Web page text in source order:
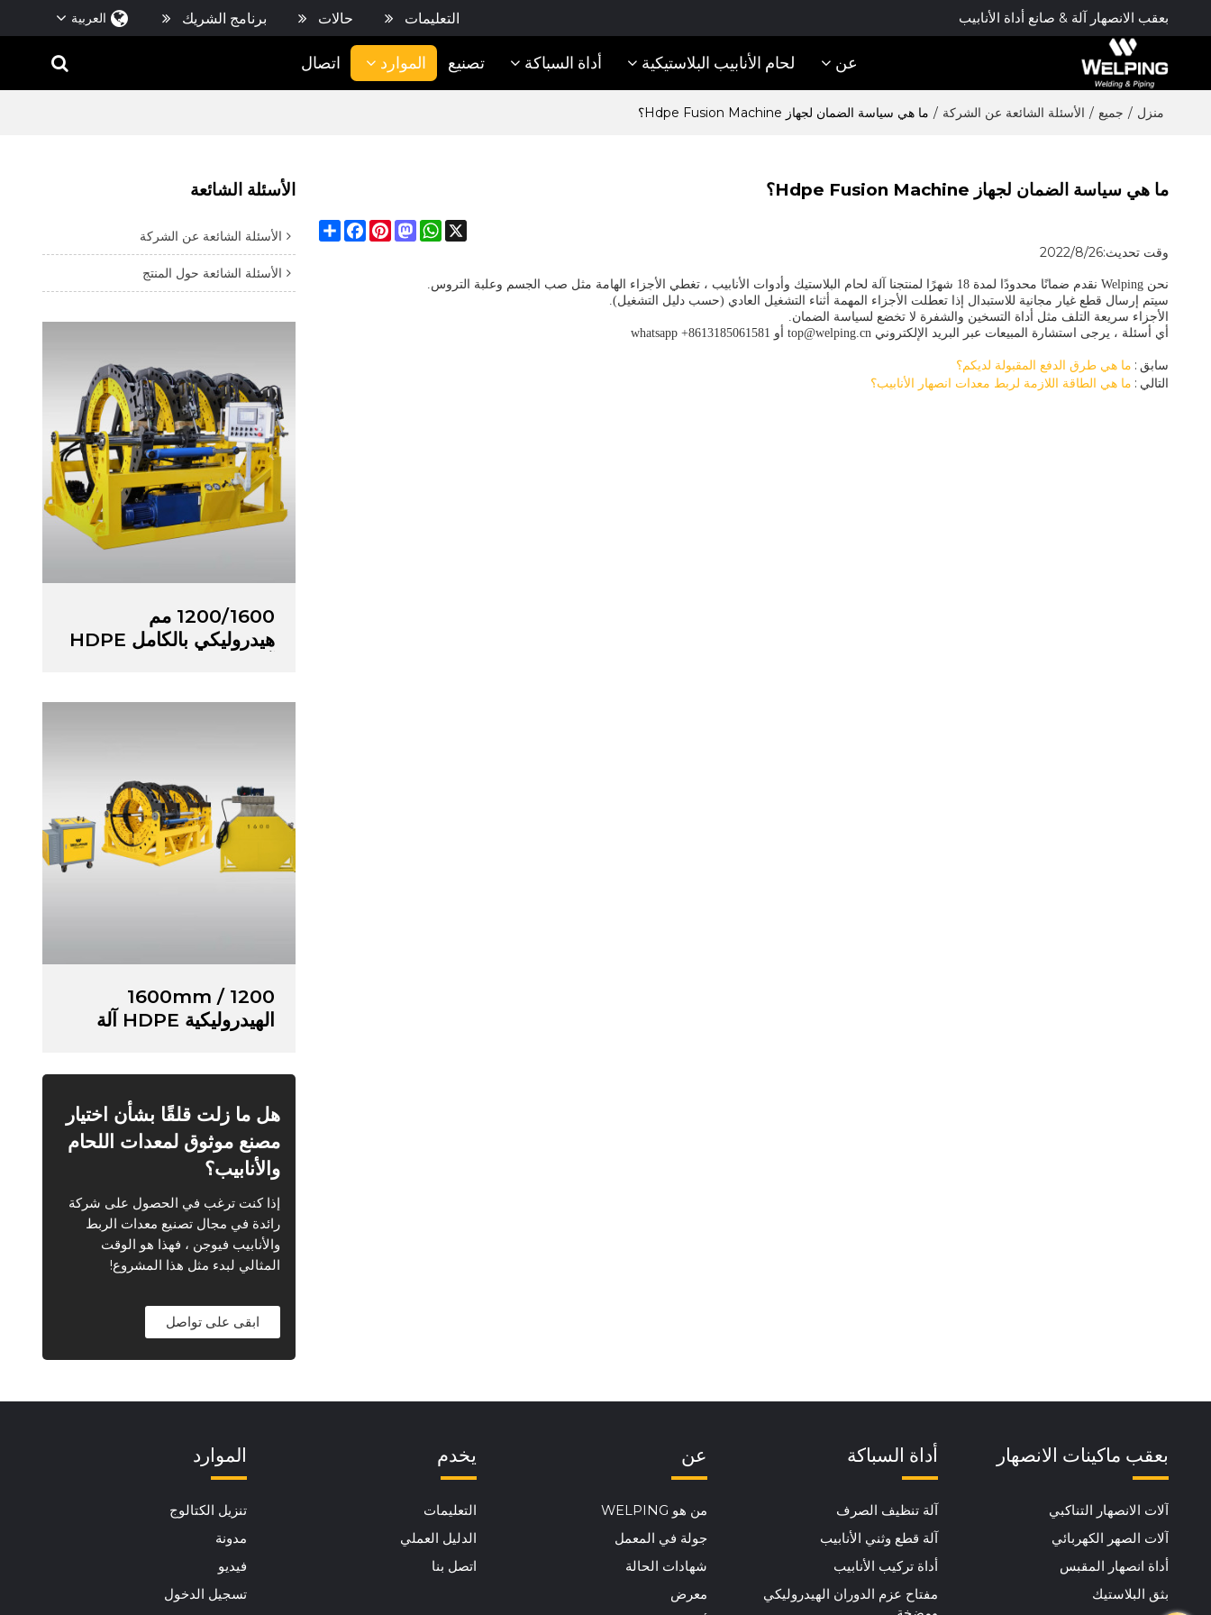
بعقب الانصهار آلة & صانع أداة الأنابيب التعليمات حالات برنامج الشريك العربية
عن لحام الأنابيب البلاستيكية أداة السباكة تصنيع الموارد اتصال
منزل / جميع / الأسئلة الشائعة عن الشركة / ما هي سياسة الضمان لجهاز Hdpe Fusion Machine؟
الأسئلة الشائعة
الأسئلة الشائعة عن الشركة
الأسئلة الشائعة حول المنتج
1200/1600 مم
هيدروليكي بالكامل HDPE
1200 / 1600mm
الهيدروليكية HDPE آلة
هل ما زلت قلقًا بشأن اختيار
مصنع موثوق لمعدات اللحام
والأنابيب؟
إذا كنت ترغب في الحصول على شركة
رائدة في مجال تصنيع معدات الربط
والأنابيب فيوجن ، فهذا هو الوقت
المثالي لبدء مثل هذا المشروع!
ابقى على تواصل
ما هي سياسة الضمان لجهاز Hdpe Fusion Machine؟
Share
Facebook
Pinterest
Mastodon
WhatsApp
X
وقت تحديث:2022/8/26
نحن Welping نقدم ضمانًا محدودًا لمدة 18 شهرًا لمنتجنا آلة لحام البلاستيك وأدوات الأنابيب ، تغطي الأجزاء الهامة مثل صب الجسم وعلبة التروس.
سيتم إرسال قطع غيار مجانية للاستبدال إذا تعطلت الأجزاء المهمة أثناء التشغيل العادي (حسب دليل التشغيل).
الأجزاء سريعة التلف مثل أداة التسخين والشفرة لا تخضع لسياسة الضمان.
أي أسئلة ، يرجى استشارة المبيعات عبر البريد الإلكتروني top@welping.cn أو whatsapp +8613185061581
سابق ما هي طرق الدفع المقبولة لديكم؟
التالي
ما هي الطاقة اللازمة لربط معدات انصهار الأنابيب؟
بعقب ماكينات الانصهار
آلات الانصهار التناكبي
آلات الصهر الكهربائي
أداة انصهار المقبس
بثق البلاستيك
أداة السباكة
آلة تنظيف الصرف
آلة قطع وثني الأنابيب
أداة تركيب الأنابيب
مفتاح عزم الدوران الهيدروليكي
عن
من هو WELPING
جولة في المعمل
شهادات الحالة
معرض
يخدم
التعليمات
الدليل العملي
اتصل بنا
الموارد
تنزيل الكتالوج
مدونة
فيديو
تسجيل الدخول